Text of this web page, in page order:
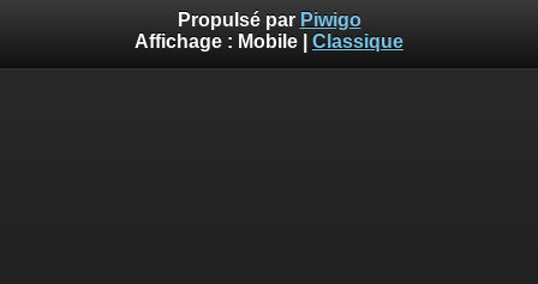
Propulsé par Piwigo
Affichage : Mobile Classique